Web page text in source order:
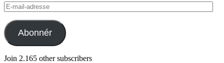
E-
mail-
adresse
Abonnér
Join 2.165 other subscribers